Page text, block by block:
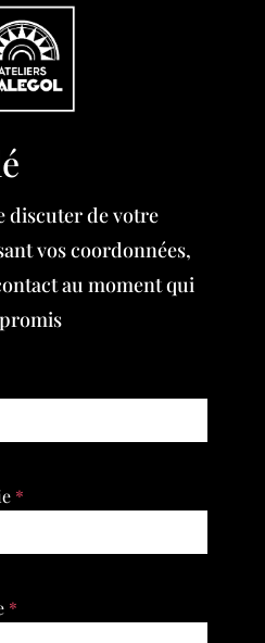
discuter de votre
vos coordonnées,
au moment qui
*
*